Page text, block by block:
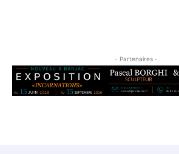
- Partenaires -